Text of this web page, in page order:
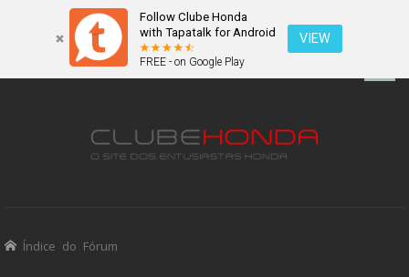
Follow Clube Honda
with Tapatalk for Android
FREE - on Google Play
VIEW
Índice do Fórum